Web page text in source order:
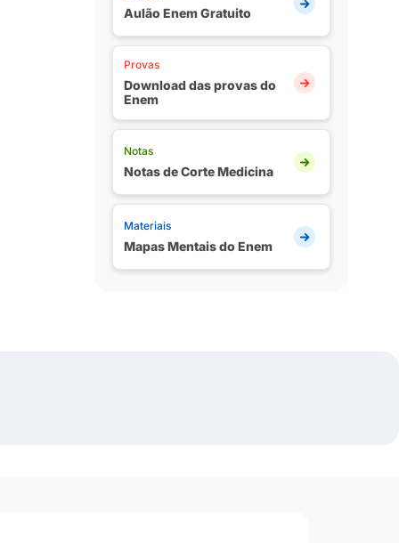
Aulão Enem Gratuito
Provas
Download das provas do
Enem
Notas
Notas de Corte Medicina
Materiais
Mapas Mentais do Enem